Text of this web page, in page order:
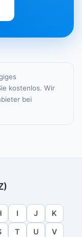
kostenlos. Wir
bei
I J K
T U V